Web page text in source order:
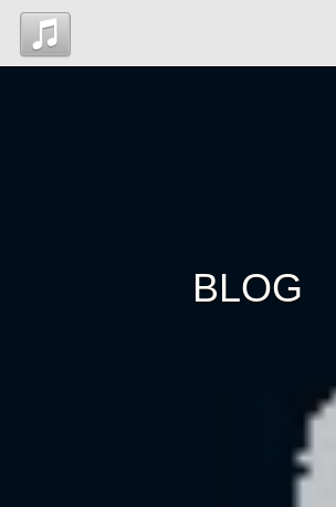
Blog
BLOG